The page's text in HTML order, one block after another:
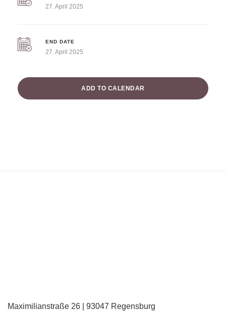
27. April 2025
END DATE
27. April 2025
ADD TO CALENDAR
Maximilianstraße 26 | 93047 Regensburg